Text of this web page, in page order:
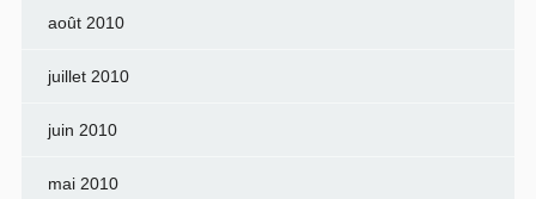
août 2010
juillet 2010
juin 2010
mai 2010